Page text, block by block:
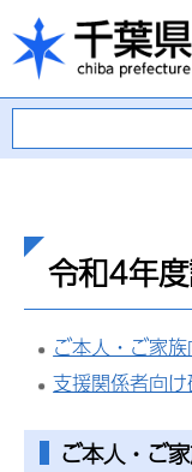
令和4年
ご本人・ご家
支援関係者向
ご本人・ご